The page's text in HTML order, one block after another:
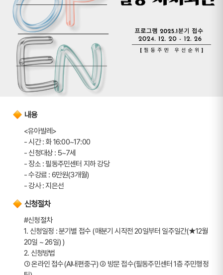
내용
<유아발레>
- 시간 : 화 16:00~17:00
- 신청대상 : 5~7세
- 장소 : 필동주민센터 지하 강당
- 수강료 : 6만원(3개월)
- 강사 : 지은선
신청절차
#신청절차
1. 신청일정 : 분기별 접수 (매분기 시작전 20일부터 일주일간(★12월
20일 ~ 26일) )
2. 신청방법
➀ 온라인 접수(AI내편중구) ➁ 방문 접수(필동주민센터 1층 주민행정